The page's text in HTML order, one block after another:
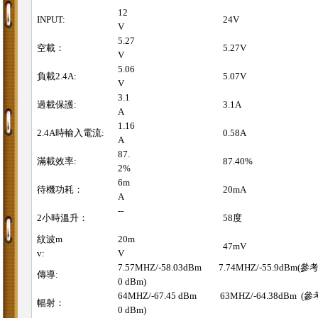
INPUT:
12
V
24V
空載：
5.27
V
5.27V
負載2.4A:
5.06
V
5.07V
過載保護:
3.1
A
3.1A
2.4A時輸入電流:
1.16
A
0.58A
滿載效率:
87.
2%
87.40%
待機功耗：
6m
A
20mA
2小時溫升：
--
58度
紋波m
v:
20m
V
47mV
傳導:
7.57MHZ/-58.03dBm 7.74MHZ/-55.9dBm(參考
0 dBm)
幅射：
64MHZ/-67.45 dBm 63MHZ/-64.38dBm (參
0 dBm)